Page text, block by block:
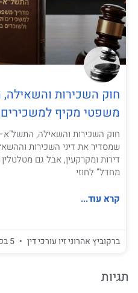
משפטי מקיף
שמסדיר את דיני השכירות
דירות ומקרקעין, אבל גם מטלטלין
מחדל” לחוזי
קרא עוד...
ברקוביץ אהרוני זיו עורכי דין
תגיות